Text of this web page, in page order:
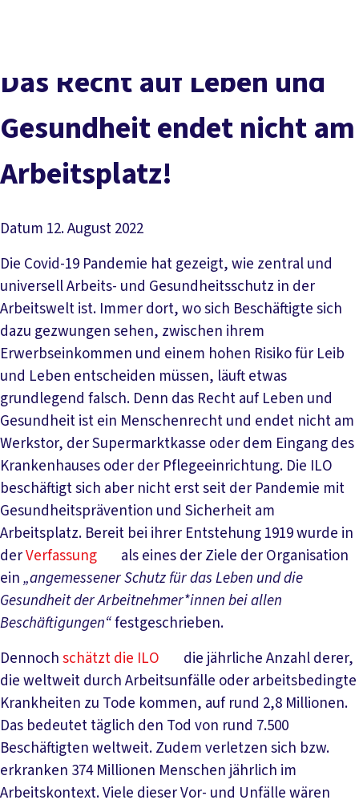
Service
Mitmachen Politik
Das Recht auf Leben und
Gesundheit endet nicht am
Arbeitsplatz!
Datum 12. August 2022
Die Covid-19 Pandemie hat gezeigt, wie zentral und
universell Arbeits- und Gesundheitsschutz in der
Arbeitswelt ist. Immer dort, wo sich Beschäftigte sich
dazu gezwungen sehen, zwischen ihrem
Erwerbseinkommen und einem hohen Risiko für Leib
und Leben entscheiden müssen, läuft etwas
grundlegend falsch. Denn das Recht auf Leben und
Gesundheit ist ein Menschenrecht und endet nicht am
Werkstor, der Supermarktkasse oder dem Eingang des
Krankenhauses oder der Pflegeeinrichtung. Die ILO
beschäftigt sich aber nicht erst seit der Pandemie mit
Gesundheitsprävention und Sicherheit am
Arbeitsplatz. Bereit bei ihrer Entstehung 1919 wurde in
derVerfassung
als eines der Ziele der Organisation
ein„angemessener Schutz für das Leben und die
Gesundheit der Arbeitnehmer*innen bei allen
Beschäftigungen“festgeschrieben.
Dennochschätzt die ILO
die jährliche Anzahl derer,
die weltweit durch Arbeitsunfälle oder arbeitsbedingte
Krankheiten zu Tode kommen, auf rund 2,8 Millionen.
Das bedeutet täglich den Tod von rund 7.500
Beschäftigten weltweit. Zudem verletzen sich bzw.
erkranken 374 Millionen Menschen jährlich im
Arbeitskontext. Viele dieser Vor- und Unfälle wären